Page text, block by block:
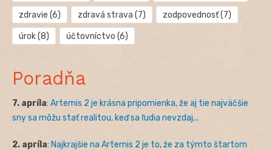
zdravie (6) zdravá strava (7) zodpovednosť(7)
úrok(8) účtovníctvo (6)
Poradňa
7. apríla: Artemis 2 je krásna pripomienka, že aj tie najväčšie
sny sa môžu stať realitou, keď sa ľudia nevzdaj...
2. apríla: Najkrajšie na Artemis 2 je to, že za týmto štartom